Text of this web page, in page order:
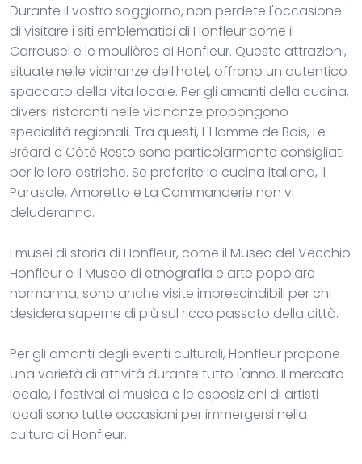
Durante il vostro soggiorno, non perdete l'occasione
di visitare i siti emblematici di Honfleur come il
Carrousel e le moulières di Honfleur. Queste attrazioni,
situate nelle vicinanze dell'hotel, offrono un autentico
spaccato della vita locale. Per gli amanti della cucina,
diversi ristoranti nelle vicinanze propongono
specialità regionali. Tra questi, L'Homme de Bois, Le
Bréard e Côté Resto sono particolarmente consigliati
per le loro ostriche. Se preferite la cucina italiana, Il
Parasole, Amoretto e La Commanderie non vi
deluderanno.
I musei di storia di Honfleur, come il Museo del Vecchio
Honfleur e il Museo di etnografia e arte popolare
normanna, sono anche visite imprescindibili per chi
desidera saperne di più sul ricco passato della città.
Per gli amanti degli eventi culturali, Honfleur propone
una varietà di attività durante tutto l'anno. Il mercato
locale, i festival di musica e le esposizioni di artisti
locali sono tutte occasioni per immergersi nella
cultura di Honfleur.